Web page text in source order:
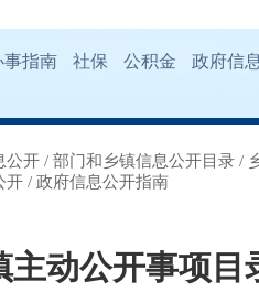
事指南 社保 公积金 政府信
公开 / 部门和乡镇信息公开目录 /
开 / 政府信息公开指南
主动公开事项目